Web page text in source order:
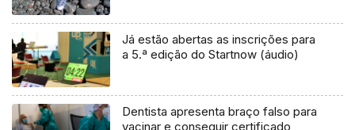
Já estão abertas as inscrições para
a 5.ª edição do Startnow (áudio)
Dentista apresenta braço falso para
vacinar e conseguir certificado